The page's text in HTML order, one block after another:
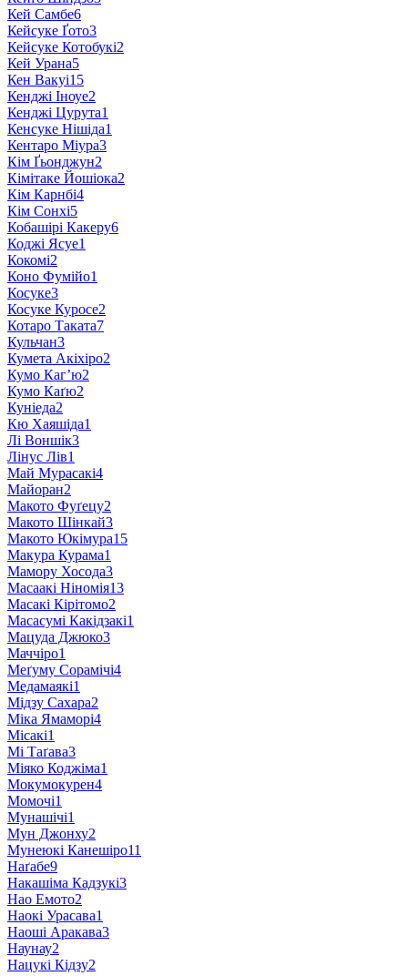
Кей Самбе6
Кейсуке Ґото3
Кейсуке Котобукі2
Кей Урана5
Кен Вакуі15
Кенджі Іноуе2
Кенджі Цурута1
Кенсуке Нішіда1
Кентаро Міура3
Кім Ґьонджун2
Кімітаке Йошіока2
Кім Карнбі4
Кім Сонхі5
Кобашірі Какеру6
Коджі Ясуе1
Кокомі2
Коно Фумійо1
Косуке3
Косуке Куросе2
Котаро Таката7
Кульчан3
Кумета Акіхіро2
Кумо Каг’ю2
Кумо Каґю2
Куніеда2
Кю Хаяшіда1
Лі Воншік3
Лінус Лів1
Май Мурасакі4
Майоран2
Макото Фуґецу2
Макото Шінкай3
Макото Юкімура15
Макура Курама1
Мамору Хосода3
Масаакі Ніномія13
Масакі Кірітомо2
Масасумі Какідзакі1
Мацуда Джюко3
Маччіро1
Меґуму Сорамічі4
Медамаякі1
Мідзу Сахара2
Міка Ямаморі4
Місакі1
Мі Таґава3
Міяко Коджіма1
Мокумокурен4
Момочі1
Мунашічі1
Мун Джонху2
Мунеюкі Канешіро11
Наґабе9
Накашіма Кадзукі3
Нао Емото2
Наокі Урасава1
Наоші Аракава3
Наунау2
Нацукі Кідзу2